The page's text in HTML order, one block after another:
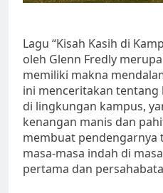
Lagu “Kisah Kasih di
oleh Glenn Fredly
memiliki makna
ini menceritakan tentang
di lingkungan kampus,
kenangan manis dan
membuat pendengarnya
masa-masa indah di
pertama dan